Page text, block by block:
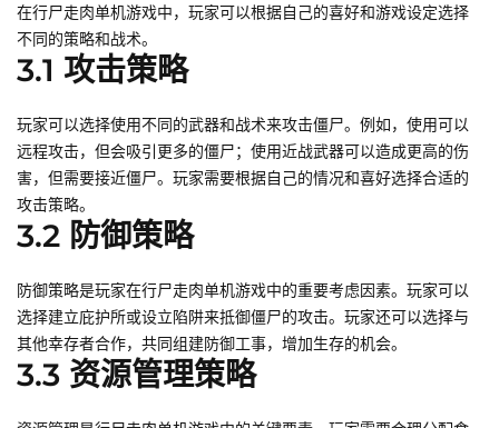
在行尸走肉单机游戏中，玩家可以根据自己的喜好和游戏设定选择
不同的策略和战术。
3.1 攻击策略
玩家可以选择使用不同的武器和战术来攻击僵尸。例如，使用可以
远程攻击，但会吸引更多的僵尸；使用近战武器可以造成更高的伤
害，但需要接近僵尸。玩家需要根据自己的情况和喜好选择合适的
攻击策略。
3.2 防御策略
防御策略是玩家在行尸走肉单机游戏中的重要考虑因素。玩家可以
选择建立庇护所或设立陷阱来抵御僵尸的攻击。玩家还可以选择与
其他幸存者合作，共同组建防御工事，增加生存的机会。
3.3 资源管理策略